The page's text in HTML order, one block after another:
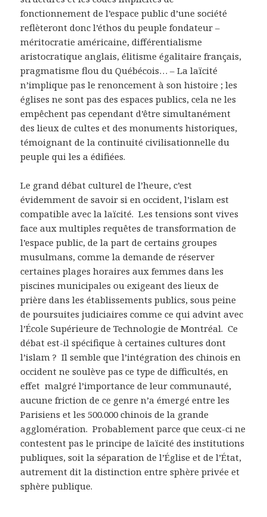
fonctionnement de l’espace public d’une société
reflèteront donc l’éthos du peuple fondateur –
méritocratie américaine, différentialisme
aristocratique anglais, élitisme égalitaire français,
pragmatisme flou du Québécois… – La laïcité
n’implique pas le renoncement à son histoire ; les
églises ne sont pas des espaces publics, cela ne les
empêchent pas cependant d’être simultanément
des lieux de cultes et des monuments historiques,
témoignant de la continuité civilisationnelle du
peuple qui les a édifiées.
Le grand débat culturel de l’heure, c’est
évidemment de savoir si en occident, l’islam est
compatible avec la laïcité. Les tensions sont vives
face aux multiples requêtes de transformation de
l’espace public, de la part de certains groupes
musulmans, comme la demande de réserver
certaines plages horaires aux femmes dans les
piscines municipales ou exigeant des lieux de
prière dans les établissements publics, sous peine
de poursuites judiciaires comme ce qui advint avec
l’École Supérieure de Technologie de Montréal. Ce
débat est-il spécifique à certaines cultures dont
l’islam ? Il semble que l’intégration des chinois en
occident ne soulève pas ce type de difficultés, en
effet malgré l’importance de leur communauté,
aucune friction de ce genre n’a émergé entre les
Parisiens et les 500.000 chinois de la grande
agglomération. Probablement parce que ceux-ci ne
contestent pas le principe de laïcité des institutions
publiques, soit la séparation de l’Église et de l’État,
autrement dit la distinction entre sphère privée et
sphère publique.